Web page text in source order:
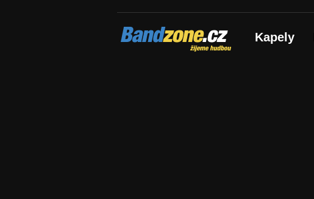
Bandzone.cz
žijeme hudbou Kapely